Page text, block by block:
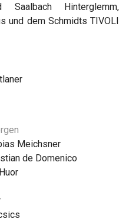
Saalbach Hinterglemm,
und dem Schmidts TIVOLI
Meichsner
de Domenico